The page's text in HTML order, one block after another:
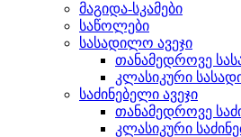
მაგიდა-სკამები
საწოლები
სასადილო ავეჯი
თანამედროვე
კლასიკური
საძინებელი ავეჯი
თანამედროვე
კლასიკური